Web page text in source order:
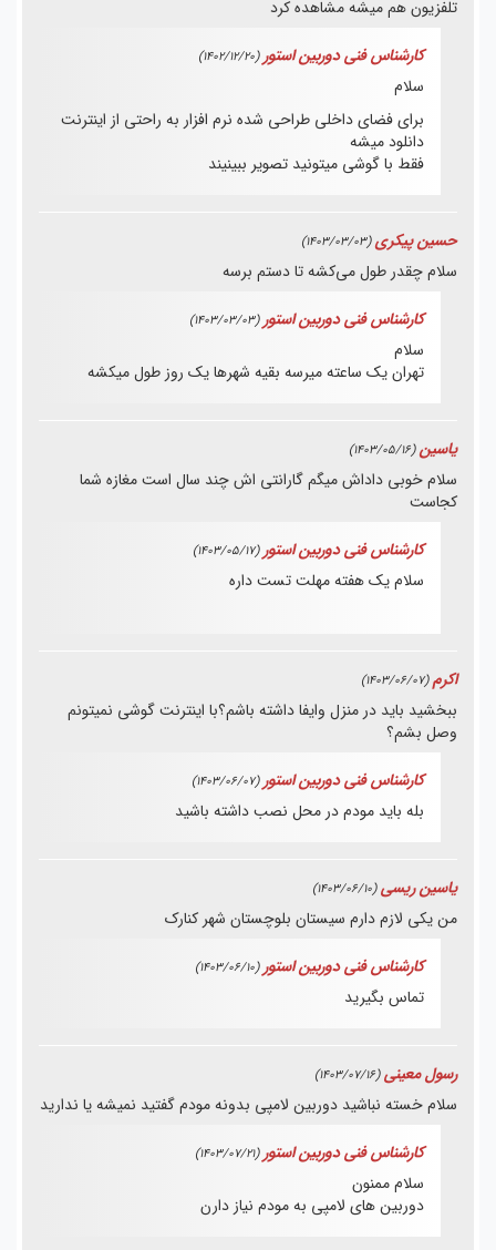
تلفزیون هم میشه مشاهده کرد
کارشناس فنی دوربین استور (1402/12/20)
سلام
برای فضای داخلی طراحی شده نرم افزار به راحتی از اینترنت
دانلود میشه
فقط با گوشی میتونید تصویر ببینیند
حسین پیکری (1403/03/03)
سلام چقدر طول می‌کشه تا دستم برسه
کارشناس فنی دوربین استور (1403/03/03)
سلام
تهران یک ساعته میرسه بقیه شهرها یک روز طول میکشه
یاسین(1403/05/16)
سلام خوبی داداش میگم گارانتی اش چند سال است مغازه شما
کجاست
کارشناس فنی دوربین استور (1403/05/17)
سلام یک هفته مهلت تست داره
اکرم (1403/06/07)
ببخشید باید در منزل وایفا داشته باشم؟با اینترنت گوشی نمیتونم
وصل بشم؟
کارشناس فنی دوربین استور (1403/06/07)
بله باید مودم در محل نصب داشته باشید
یاسین ریسی(1403/06/10)
من یکی لازم دارم سیستان بلوچستان شهر کنارک
کارشناس فنی دوربین استور (1403/06/10)
تماس بگیرید
رسول معینی(1403/07/16)
سلام خسته نباشید دوربین لامپی بدونه مودم گفتید نمیشه یا ندارید
کارشناس فنی دوربین استور (1403/07/21)
سلام ممنون
دوربین های لامپی به مودم نیاز دارن